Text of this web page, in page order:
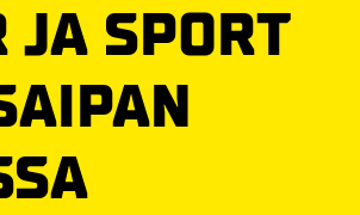
JA SPORT